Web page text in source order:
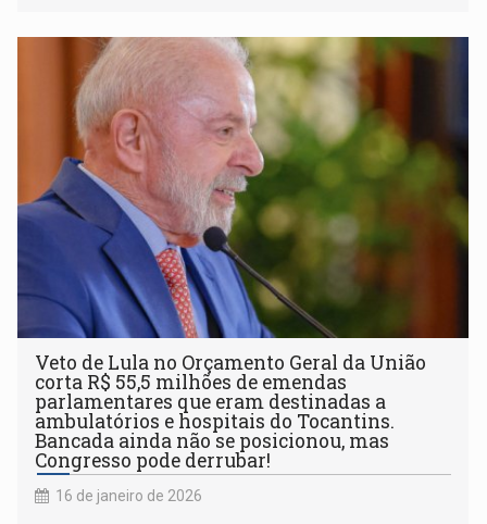
Veto de Lula no Orçamento Geral da União
corta R$ 55,5 milhões de emendas
parlamentares que eram destinadas a
ambulatórios e hospitais do Tocantins.
Bancada ainda não se posicionou, mas
Congresso pode derrubar!
16 de janeiro de 2026